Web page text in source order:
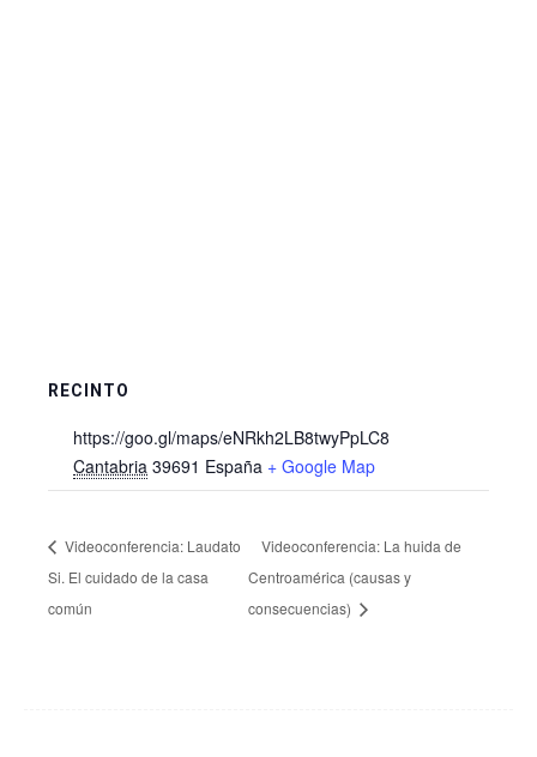
RECINTO
https://goo.gl/maps/eNRkh2LB8twyPpLC8
Cantabria 39691 España + Google Map
Videoconferencia: Laudato
Si. El cuidado de la casa
común
Videoconferencia: La huida de
Centroamérica (causas y
consecuencias)